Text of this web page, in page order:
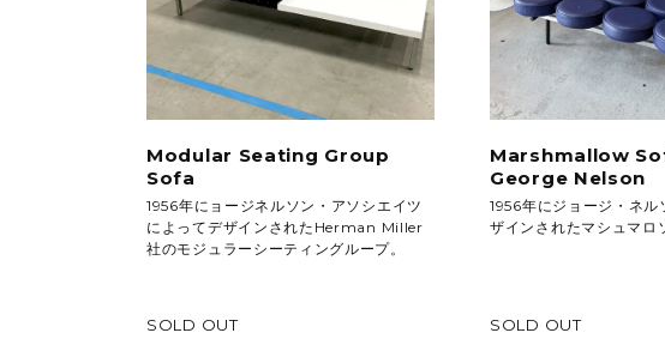
Modular Seating Group
Sofa
1956年にョージネルソン・アソシエイツ
によってデザインされたHerman Miller
社のモジュラーシーティングループ。
SOLD OUT
Marshmallow
George Nelson
1956年にジョージ・ネル
ザインされたマシュマロ
SOLD OUT